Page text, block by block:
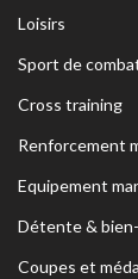
Loisirs
Sport de
Cross training
Renforcement
Equipement
Détente &
Coupes et